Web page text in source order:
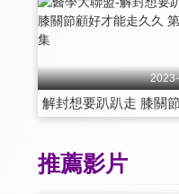
推薦影片